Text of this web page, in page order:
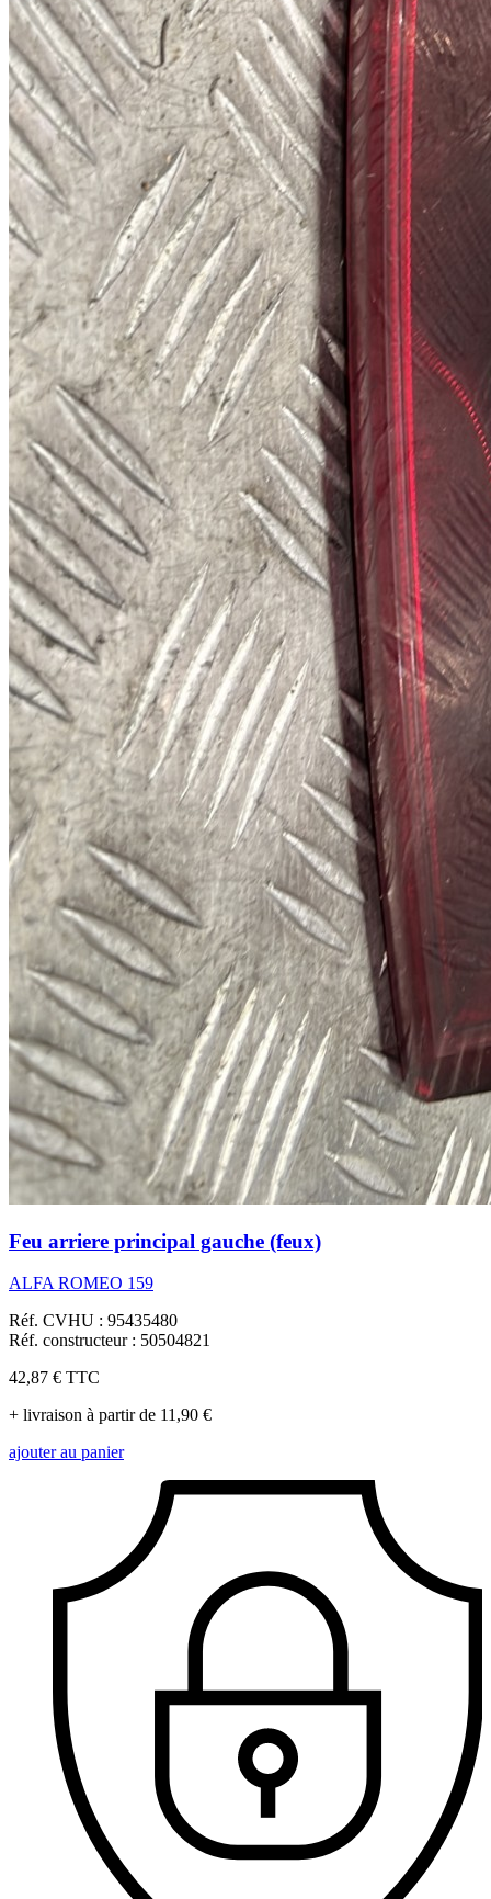
Feu arriere principal gauche (feux)
ALFA ROMEO 159
Réf. CVHU : 95435480
Réf. constructeur : 50504821
42,87 € TTC
+ livraison à partir de 11,90 €
ajouter au panier